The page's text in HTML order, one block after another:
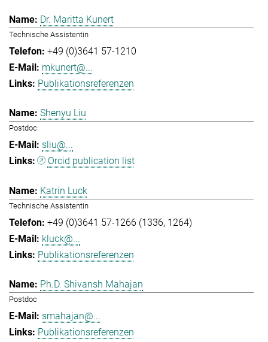
Dr. Maritta Kunert
Technische Assistentin
+49 (0)3641 57-1210
mkunert@...
Publikationsreferenzen
Shenyu Liu
Postdoc
sliu@...
Orcid publication list
Katrin Luck
Technische Assistentin
+49 (0)3641 57-1266 (1336, 1264)
kluck@...
Publikationsreferenzen
Ph.D. Shivansh Mahajan
Postdoc
smahajan@...
Publikationsreferenzen